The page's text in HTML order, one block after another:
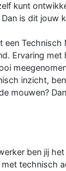
kunt
is dit jouw
een
Ervaring met
inzicht,
mouwen?
ben jij
technisch